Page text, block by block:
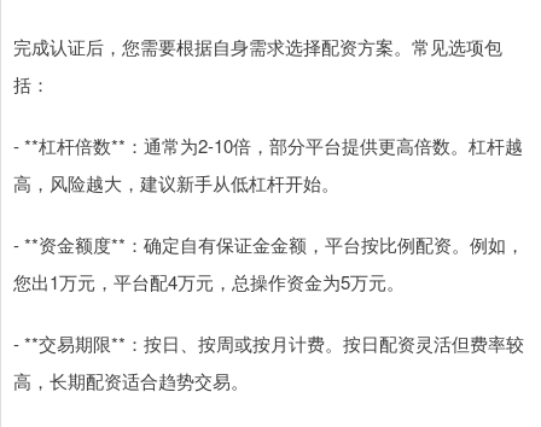
完成认证后，您需要根据自身需求选择配资方案。常见选项包
括：
- **杠杆倍数**：通常为2-10倍，部分平台提供更高倍数。杠杆越
高，风险越大，建议新手从低杠杆开始。
- **资金额度**：确定自有保证金金额，平台按比例配资。例如，
您出1万元，平台配4万元，总操作资金为5万元。
- **交易期限**：按日、按周或按月计费。按日配资灵活但费率较
高，长期配资适合趋势交易。